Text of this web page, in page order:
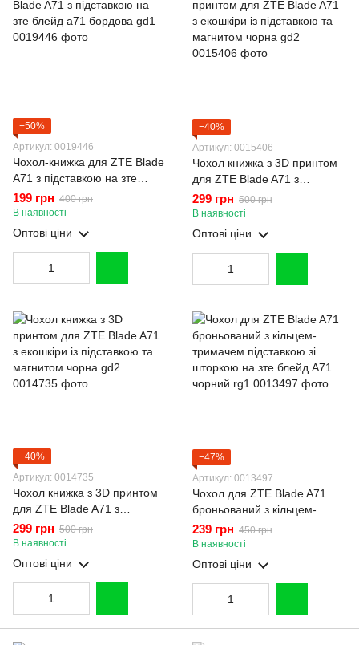
−50%
Артикул: 0019446
Чохол-книжка для ZTE Blade
A71 з підставкою на зте
блейд а71 бордова gd1
199 грн 400 грн
В наявності
Оптові ціни
−40%
Артикул: 0015406
Чохол книжка з 3D принтом
для ZTE Blade A71 з
екошкіри із підставкою та
магнитом чорна gd2
299 грн 500 грн
В наявності
Оптові ціни
−40%
Артикул: 0014735
Чохол книжка з 3D принтом
для ZTE Blade A71 з
екошкіри із підставкою та
магнитом чорна gd2
299 грн 500 грн
В наявності
Оптові ціни
−47%
Артикул: 0013497
Чохол для ZTE Blade A71
броньований з кільцем-
тримачем підставкою зі
шторкою на зте блейд A71
чорний rg1
239 грн 450 грн
В наявності
Оптові ціни